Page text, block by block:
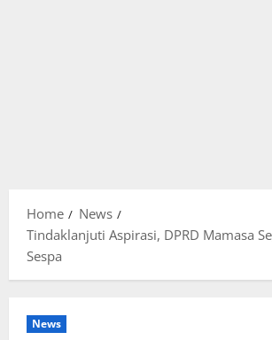
Home
News
Tindaklanjuti Aspirasi, DPRD Mamasa
Sespa
News